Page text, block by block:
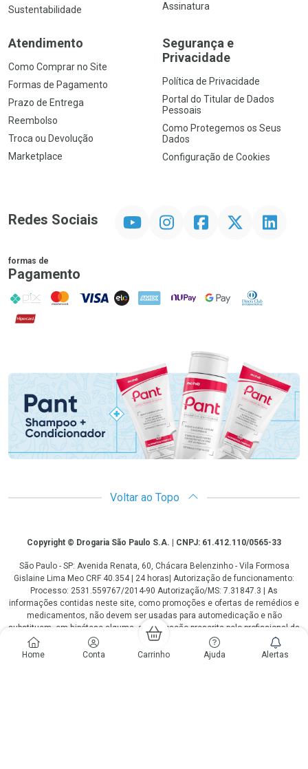
Home Conta Carrinho Ajuda Alertas
Sustentabilidade
Assinatura
Atendimento
Como Comprar no Site
Formas de Pagamento
Prazo de Entrega
Reembolso
Troca ou Devolução
Marketplace
Segurança e
Privacidade
Política de Privacidade
Portal do Titular de Dados
Pessoais
Como Protegemos os Seus
Dados
Configuração de Cookies
Redes Sociais InstagramFacebookTwitter Linkedin
formas de
Pagamento
PIX MasterCard
VISA ELO AMEX NuPay Google PayDiners Club
Hipercard
Voltar ao Topo
CopyrightCopyright © Drogaria São Paulo S.A. | CNPJ: 61.412.110/0565-33
São Paulo - SP: Avenida Renata, 60, Chácara Belenzinho - Vila Formosa
Gislaine Lima Meo CRF 40.354 | 24 horas| Autorização de funcionamento:
Processo: 2531.559767/2014-90 Autorização/MS: 7.31847.3 | As
informações contidas neste site, como promoções e ofertas de remédios e
medicamentos, não devem ser usadas para automedicação e não
substituem, em hipótese alguma, a medicação prescrita pelo profissional da
área médica. Somente o médico está em condições de diagnosticar
qualquer problema de saúde e prescrever o tratamento adequado. Os